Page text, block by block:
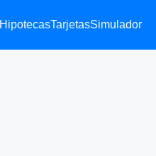
HipotecasTarjetasSimulador